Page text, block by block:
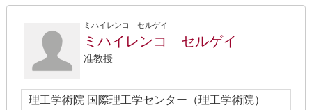
ミハイレンコ セルゲイ
ミハイレンコ セルゲイ
准教授
理工学術院 国際理工学センター（理工学術院）